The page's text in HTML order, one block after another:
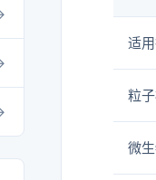
适
粒
微